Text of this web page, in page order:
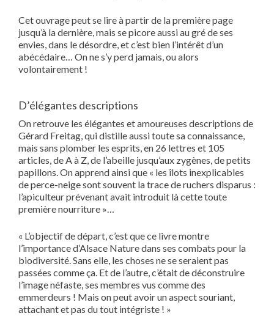
Cet ouvrage peut se lire à partir de la première page
jusqu’à la dernière, mais se picore aussi au gré de ses
envies, dans le désordre, et c’est bien l’intérêt d’un
abécédaire… On ne s’y perd jamais, ou alors
volontairement !
D’élégantes descriptions
On retrouve les élégantes et amoureuses descriptions de
Gérard Freitag, qui distille aussi toute sa connaissance,
mais sans plomber les esprits, en 26 lettres et 105
articles, de A à Z, de l’abeille jusqu’aux zygènes, de petits
papillons. On apprend ainsi que « les îlots inexplicables
de perce-neige sont souvent la trace de ruchers disparus :
l’apiculteur prévenant avait introduit là cette toute
première nourriture »…
« L’objectif de départ, c’est que ce livre montre
l’importance d’Alsace Nature dans ses combats pour la
biodiversité. Sans elle, les choses ne se seraient pas
passées comme ça. Et de l’autre, c’était de déconstruire
l’image néfaste, ses membres vus comme des
emmerdeurs ! Mais on peut avoir un aspect souriant,
attachant et pas du tout intégriste ! »